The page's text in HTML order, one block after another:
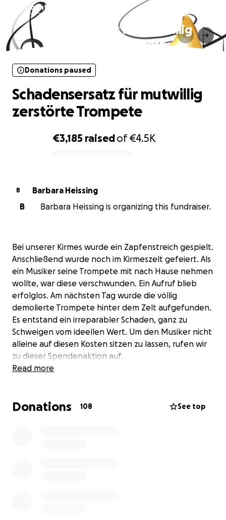
Donations paused
Schadensersatz für mutwillig
zerstörte Trompete
€3,185 raisedof€4.5K
Donations paused
Schadensersatz für mutwillig
zerstörte Trompete
B
Barbara Heissing
B
Barbara Heissing is organizing this fundraiser.
Bei unserer Kirmes wurde ein Zapfenstreich gespielt.
Anschließend wurde noch im Kirmeszelt gefeiert. Als
ein Musiker seine Trompete mit nach Hause nehmen
wollte, war diese verschwunden. Ein Aufruf blieb
erfolglos. Am nächsten Tag wurde die völlig
demolierte Trompete hinter dem Zelt aufgefunden.
Es entstand ein irreparabler Schaden, ganz zu
Schweigen vom ideellen Wert. Um den Musiker nicht
alleine auf diesen Kosten sitzen zu lassen, rufen wir
zu dieser Spendenaktion auf.
Read more
Donations 108 See top